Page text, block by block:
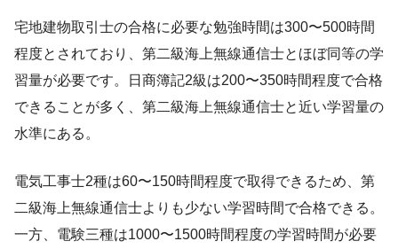
宅地建物取引士の合格に必要な勉強時間は300〜500時間
程度とされており、第二級海上無線通信士とほぼ同等の学
習量が必要です。日商簿記2級は200〜350時間程度で合格
できることが多く、第二級海上無線通信士と近い学習量の
水準にある。
電気工事士2種は60〜150時間程度で取得できるため、第
二級海上無線通信士よりも少ない学習時間で合格できる。
一方、電験三種は1000〜1500時間程度の学習時間が必要